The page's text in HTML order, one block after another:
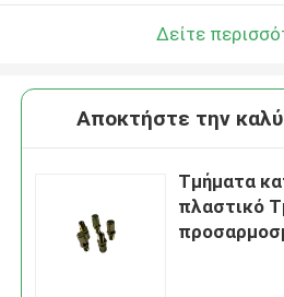
Δείτε
Αποκτήστε την
Τμήματα
πλαστικό